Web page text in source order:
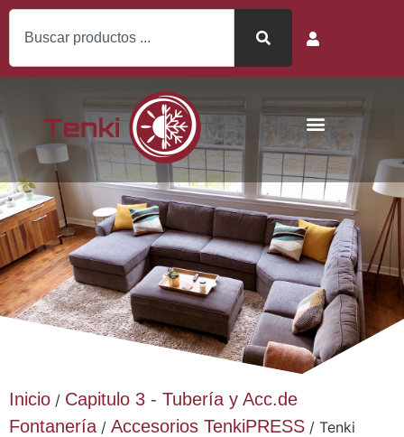
Inicio / Capitulo 3 - Tubería y Acc.de
Fontanería/ Accesorios TenkiPRESS / Tenki